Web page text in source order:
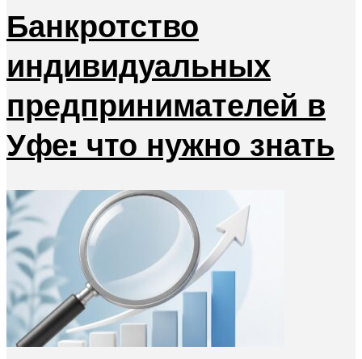
Банкротство
индивидуальных
предпринимателей в
Уфе: что нужно знать